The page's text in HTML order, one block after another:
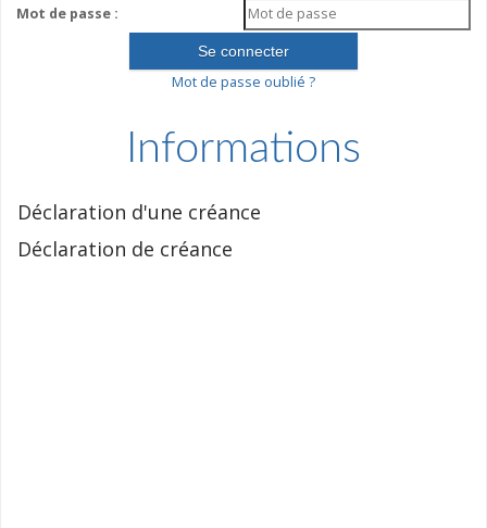
Mot de passe :
Mot de passe oublié ?
Informations
Déclaration d'une créance
Déclaration de créance